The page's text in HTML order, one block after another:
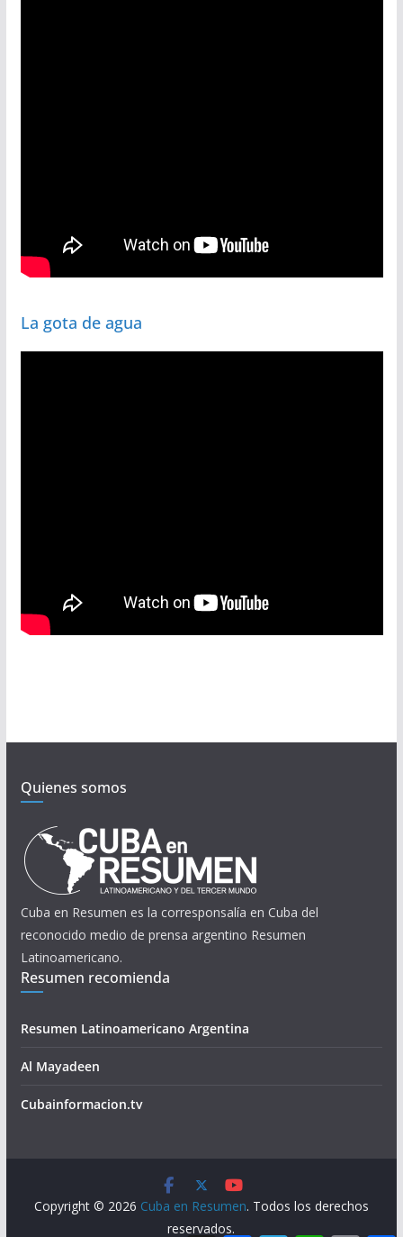
La gota de agua
Quienes somos
Cuba en Resumen es la corresponsalía en Cuba del
reconocido medio de prensa argentino Resumen
Latinoamericano.
Resumen recomienda
Resumen Latinoamericano Argentina
Al Mayadeen
Cubainformacion.tv
Copyright © 2026 Cuba en Resumen. Todos los derechos
reservados.